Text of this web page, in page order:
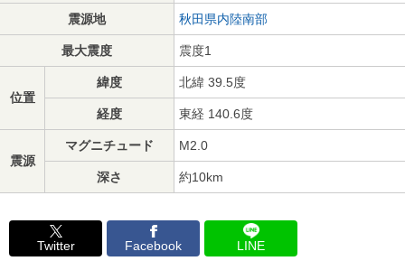
震源地 秋田県内陸南部
最大震度 震度1
位置
緯度 北緯 39.5度
経度 東経 140.6度
震源
マグニチュード M2.0
深さ 約10km
Twitter Facebook LINE